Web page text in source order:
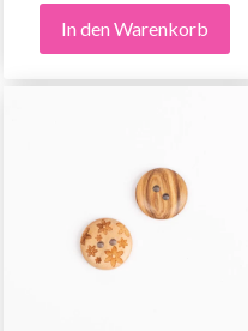
In den Warenkorb